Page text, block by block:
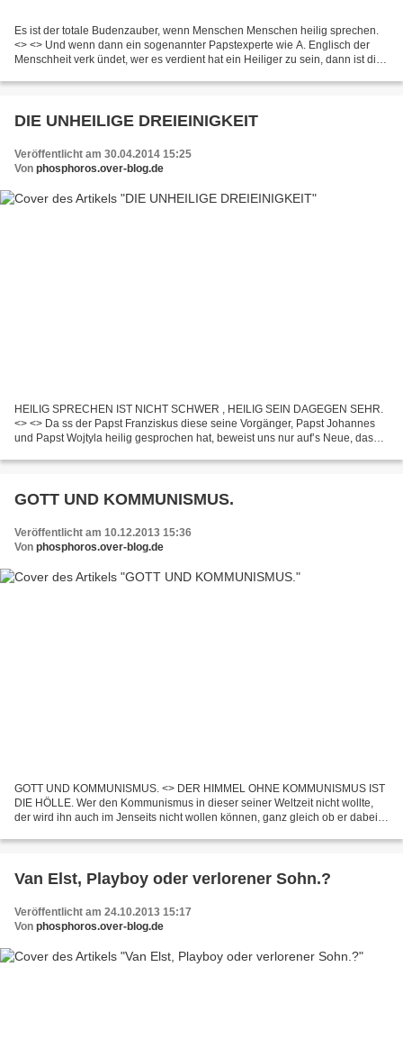
Es ist der totale Budenzauber, wenn Menschen Menschen heilig sprechen.
<> <> Und wenn dann ein sogenannter Papstexperte wie A. Englisch der
Menschheit verk ündet, wer es verdient hat ein Heiliger zu sein, dann ist die
DIE UNHEILIGE DREIEINIGKEIT
Veröffentlicht am 30.04.2014 15:25
Von phosphoros.over-blog.de
HEILIG SPRECHEN IST NICHT SCHWER , HEILIG SEIN DAGEGEN SEHR.
<> <> Da ss der Papst Franziskus diese seine Vorgänger, Papst Johannes
und Papst Wojtyla heilig gesprochen hat, beweist uns nur auf’s Neue, dass
GOTT UND KOMMUNISMUS.
Veröffentlicht am 10.12.2013 15:36
Von phosphoros.over-blog.de
GOTT UND KOMMUNISMUS. <> DER HIMMEL OHNE KOMMUNISMUS IST
DIE HÖLLE. Wer den Kommunismus in dieser seiner Weltzeit nicht wollte,
der wird ihn auch im Jenseits nicht wollen können, ganz gleich ob er dabei
Van Elst, Playboy oder verlorener Sohn.?
Veröffentlicht am 24.10.2013 15:17
Von phosphoros.over-blog.de